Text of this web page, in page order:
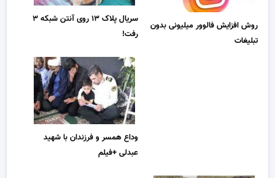
روش افزایش فالوور میلیونی بدون
تبلیغات
سریال پلاک ۱۳ روی آنتن شبکه ۳
رفت!
وداع همسر و فرزندان با شهید
عبدلی +فیلم